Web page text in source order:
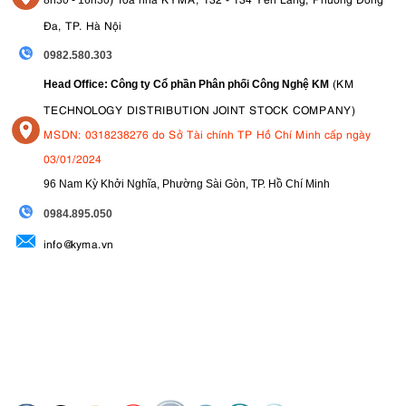
Đa, TP. Hà Nội
0982.580.303
Head Office: Công ty Cổ phần Phân phối Công Nghệ KM (KM
TECHNOLOGY DISTRIBUTION JOINT STOCK COMPANY)
MSDN: 0318238276 do Sở Tài chính TP Hồ Chí Minh cấp ngày
03/01/2024
96 Nam Kỳ Khởi Nghĩa, Phường Sài Gòn, TP. Hồ Chí Minh
0984.895.050
info@kyma.vn